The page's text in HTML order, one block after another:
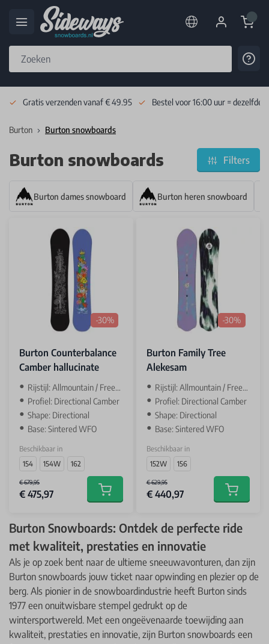
Cart
Gratis verzenden vanaf € 49.95 Bestel voor 16:00 uur = dezelfde
Burton Burton snowboards
Burton snowboards Filters
Burton dames snowboard Burton heren snowboard
-30%
Burton Counterbalance
Camber hallucinate
Rijstijl: Allmountain / Freetsyle
Profiel: Directional Camber
Shape: Directional
Base: Sintered WFO
Beschikbaar in
154
154W 162
€ 679,95
€ 475,97 Add to cart
-30%
Burton Family Tree
Alekesam
Rijstijl: Allmountain / Freeride
Profiel: Directional Camber
Shape: Directional
Base: Sintered WFO
Beschikbaar in
152W
156
€ 629,95
€ 440,97 Add to
Burton Snowboards: Ontdek de perfecte ride
met kwaliteit, prestaties en innovatie
Als je op zoek bent naar de ultieme sneeuwavonturen, dan zijn
Burton snowboards jouw ticket naar opwinding en plezier op de
berg. Als pionier in de snowboardindustrie heeft Burton sinds
1977 een onuitwisbare stempel gedrukt op de
wintersportwereld. Met een ongeëvenaarde toewijding aan
kwaliteit, prestaties en innovatie, zijn Burton snowboards een